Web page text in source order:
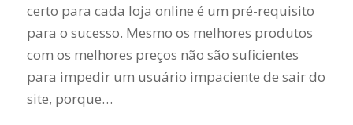
certo para cada loja online é um pré-requisito
para o sucesso. Mesmo os melhores produtos
com os melhores preços não são suficientes
para impedir um usuário impaciente de sair do
site, porque…